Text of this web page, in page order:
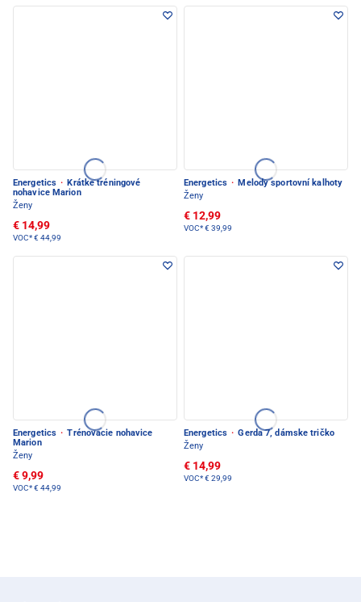
Energetics · Krátke tréningové
nohavice Marion
Ženy
€ 14,99
VOC*€ 44,99
Energetics · Melody sportovní kalhoty
Ženy
€ 12,99
VOC*€ 39,99
Energetics · Trénovacie nohavice
Marion
Ženy
€ 9,99
VOC*€ 44,99
Energetics · Gerda 7, dámske tričko
Ženy
€ 14,99
VOC*€ 29,99